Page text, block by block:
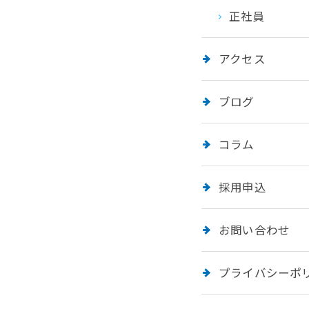
正社員
アクセス
ブログ
コラム
採用申込
お問い合わせ
プライバシーポ